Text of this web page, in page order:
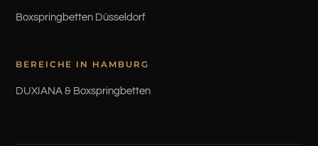
Boxspringbetten Düsseldorf
BEREICHE IN HAMBURG
DUXIANA & Boxspringbetten